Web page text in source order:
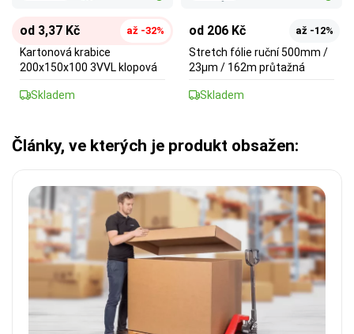
od 3,37 Kč až -32%
Kartonová krabice
200x150x100 3VVL klopová
Skladem
od 206 Kč až -12%
Stretch fólie ruční 500mm /
23µm / 162m průtažná
Skladem
Články, ve kterých je produkt obsažen: